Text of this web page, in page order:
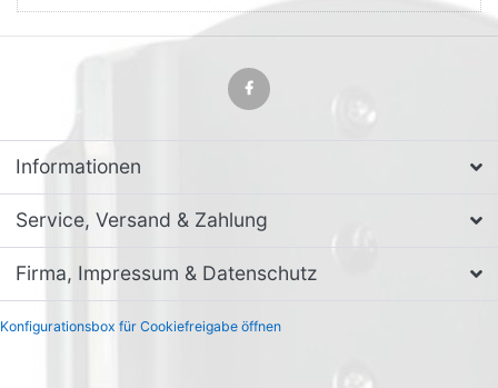
Informationen
Service, Versand & Zahlung
Firma, Impressum & Datenschutz
Konfigurationsbox für Cookiefreigabe öffnen